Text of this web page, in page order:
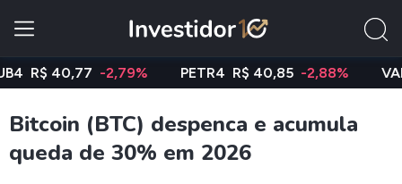
40,77 -2,79% PETR4 R$ 40,85 -2,88% VALE3
Bitcoin (BTC) despenca e acumula
queda de 30% em 2026